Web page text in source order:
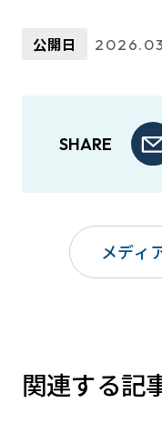
公開日
SHARE
メディ
関連する記